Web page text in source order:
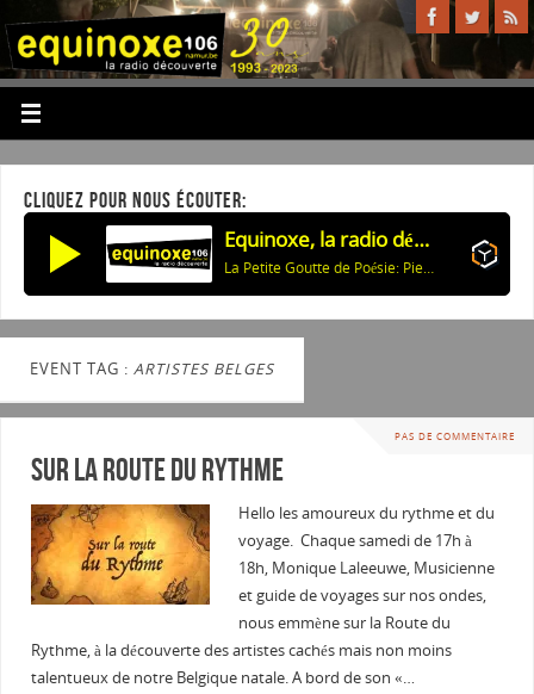
CLIQUEZ POUR NOUS ÉCOUTER:
Equinoxe, la radio découverte
La Petite Goutte de Poésie: Pierre Emmanuel: Visage Nuage: Simplicité
EVENT TAG : ARTISTES BELGES
PAS DE COMMENTAIRE
Sur la route du rythme
Hello les amoureux du rythme et du
voyage. Chaque samedi de 17h à
18h, Monique Laleeuwe, Musicienne
et guide de voyages sur nos ondes,
nous emmène sur la Route du
Rythme, à la découverte des artistes cachés mais non moins
talentueux de notre Belgique natale. A bord de son «…